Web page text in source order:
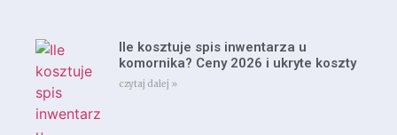
Ile kosztuje spis inwentarza u
komornika? Ceny 2026 i ukryte koszty
czytaj dalej »